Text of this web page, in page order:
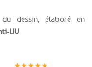
dessin, élaboré en
UV
★★★★★